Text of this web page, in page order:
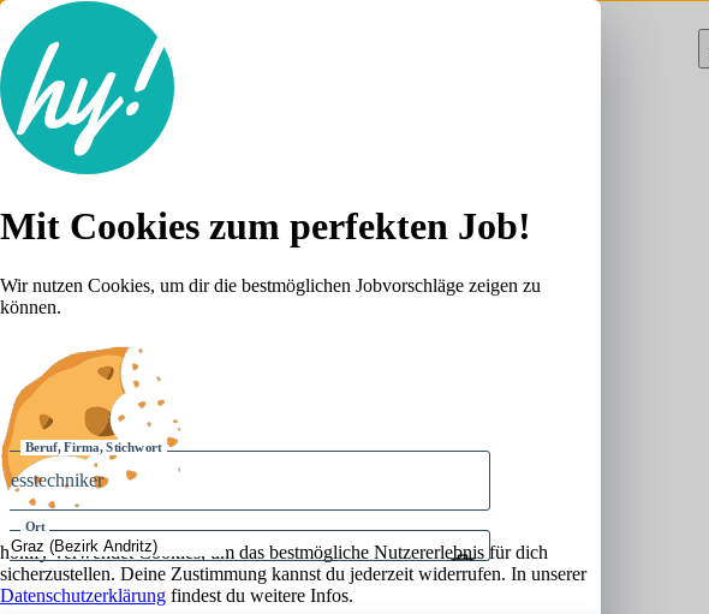
Lebenslauf
Karriere-Tipps
Anmelden
Beruf, Firma, Stichwort
Ort
Umkreis
Mit Cookies zum perfekten Job!
Wir nutzen Cookies, um dir die bestmöglichen Jobvorschläge zeigen zu
können.
hokify verwendet Cookies, um das bestmögliche Nutzererlebnis für dich
sicherzustellen. Deine Zustimmung kannst du jederzeit widerrufen. In unserer
Datenschutzerklärung findest du weitere Infos.